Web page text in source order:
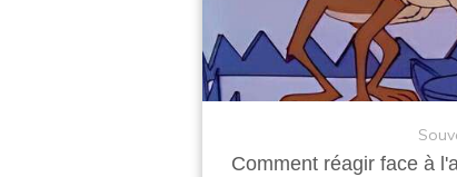
Comment réagir face à